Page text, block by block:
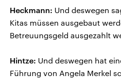
Heckmann: Und deswegen
Kitas müssen ausgebaut
Betreuungsgeld ausgezahlt
Hintze: Und deswegen hat
Führung von Angela Merkel